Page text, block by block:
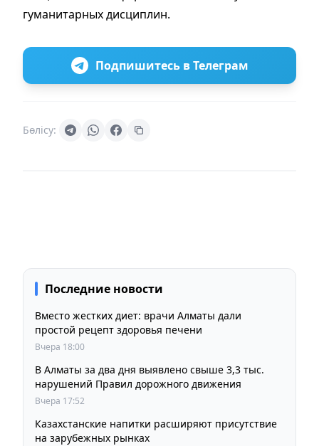
гуманитарных дисциплин.
Подпишитесь в Телеграм
Бөлісу:
Последние новости
Вместо жестких диет: врачи Алматы дали
Вчера 18:00
В Алматы за два дня выявлено свыше 3,3 тыс.
нарушений Правил дорожного движения
Вчера 17:52
Казахстанские напитки расширяют присутствие
на зарубежных рынках